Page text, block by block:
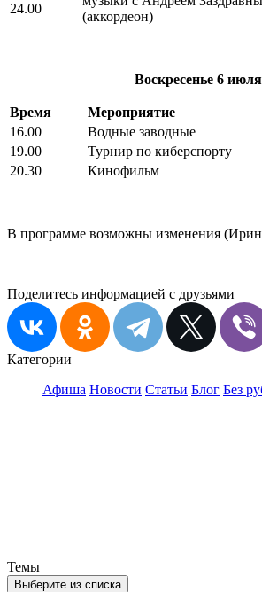
24.00
(аккордеон)
Воскресенье 6 июля
Время Мероприятие
16.00
Водные заводные
19.00
Турнир по киберспорту
20.30
Кинофильм
В программе возможны изменения
Поделитесь информацией с друзьями
Категории
Афиша Новости Статьи Блог Без
Темы
Выберите из списка